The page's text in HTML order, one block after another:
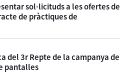
sol·licituds a les ofertes de
de pràctiques de
del 3r Repte de la campanya de
pantalles